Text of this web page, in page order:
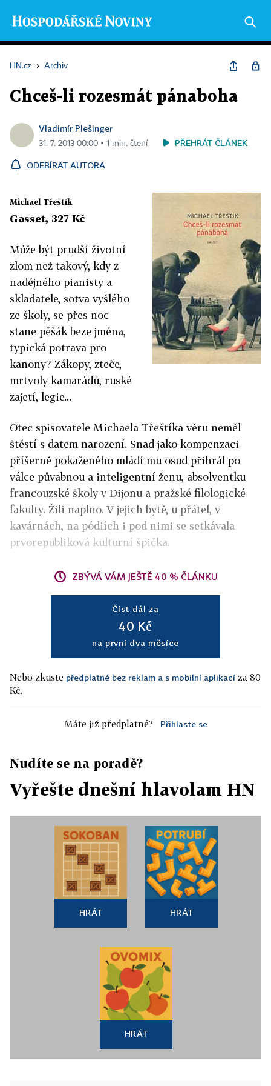
HN.cz › Archiv
Chceš-li rozesmát pánaboha
Vladimír Plešinger
31. 7. 2013 00:00 ▪ 1 min. čtení PŘEHRÁT ČLÁNEK
ODEBÍRAT AUTORA
Michael Třeštík
Gasset, 327 Kč
Může být prudší životní
zlom než takový, kdy z
nadějného pianisty a
skladatele, sotva vyšlého
ze školy, se přes noc
stane pěšák beze jména,
typická potrava pro
kanony? Zákopy, zteče,
mrtvoly kamarádů, ruské
zajetí, legie...
Otec spisovatele Michaela Třeštíka věru neměl
štěstí s datem narození. Snad jako kompenzaci
příšerně pokaženého mládí mu osud přihrál po
válce půvabnou a inteligentní ženu, absolventku
francouzské školy v Dijonu a pražské filologické
fakulty. Žili naplno. V jejich bytě, u přátel, v
kavárnách, na pódiích i pod nimi se setkávala
prvorepubliková kulturní špička.
ZBÝVÁ VÁM JEŠTĚ 40 % ČLÁNKU
Číst dál za
40 Kč
na první dva měsíce
Nebo zkuste předplatné bez reklam a s mobilní aplikací za 80
Kč.
Máte již předplatné? Přihlaste se
Nudíte se na poradě?
Vyřešte dnešní hlavolam HN
HRÁT HRÁT
HRÁT